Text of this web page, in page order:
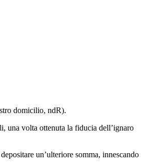
domicilio, ndR).
una volta ottenuta la fiducia dell’ignaro
un’ulteriore somma, innescando